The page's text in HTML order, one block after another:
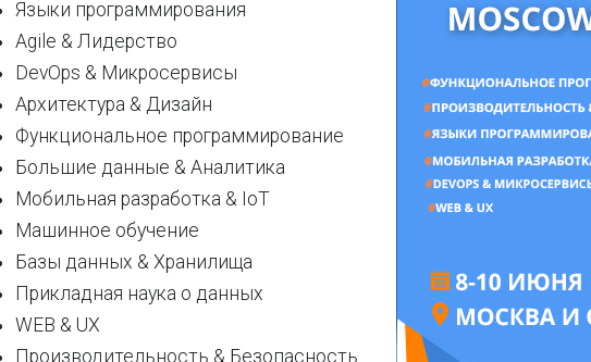
Языки программирования
Agile & Лидерство
DevOps & Микросервисы
Архитектура & Дизайн
Функциональное программирование
Большие данные & Аналитика
Мобильная разработка & IoT
Машинное обучение
Базы данных & Хранилища
Прикладная наука о данных
WEB & UX
Производительность & Безопасность